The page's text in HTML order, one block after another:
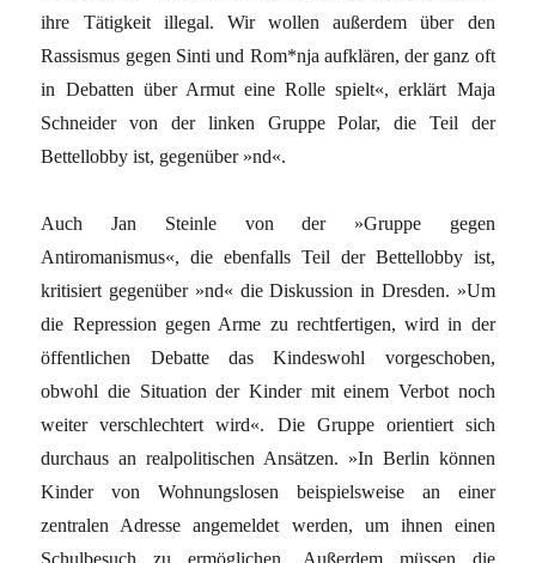
ihre Tätigkeit illegal. Wir wollen außerdem über den
Rassismus gegen Sinti und Rom*nja aufklären, der ganz oft
in Debatten über Armut eine Rolle spielt«, erklärt Maja
Schneider von der linken Gruppe Polar, die Teil der
Bettellobby ist, gegenüber »nd«.
Auch Jan Steinle von der »Gruppe gegen
Antiromanismus«, die ebenfalls Teil der Bettellobby ist,
kritisiert gegenüber »nd« die Diskussion in Dresden. »Um
die Repression gegen Arme zu rechtfertigen, wird in der
öffentlichen Debatte das Kindeswohl vorgeschoben,
obwohl die Situation der Kinder mit einem Verbot noch
weiter verschlechtert wird«. Die Gruppe orientiert sich
durchaus an realpolitischen Ansätzen. »In Berlin können
Kinder von Wohnungslosen beispielsweise an einer
zentralen Adresse angemeldet werden, um ihnen einen
Schulbesuch zu ermöglichen. Außerdem müssen die